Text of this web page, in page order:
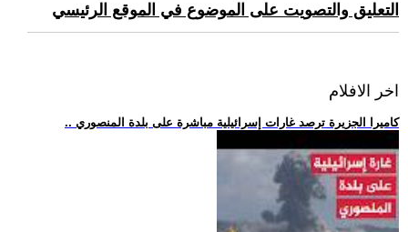
التعليق والتصويت على الموضوع في الموقع الرئيسي
اخر الافلام
.. كاميرا الجزيرة ترصد غارات إسرائيلية مباشرة على بلدة المنصوري